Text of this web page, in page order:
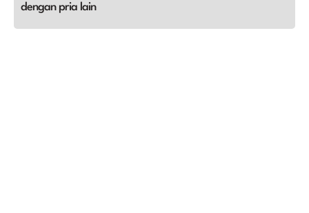
dengan pria lain